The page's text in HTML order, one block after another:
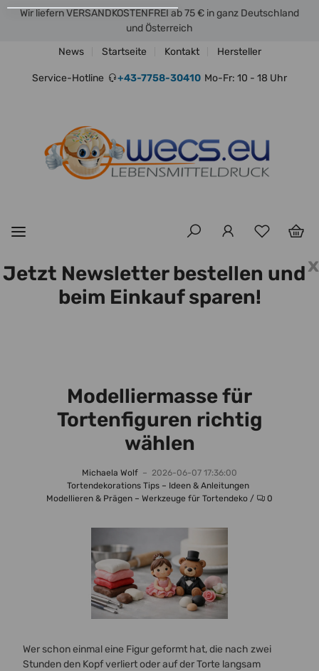
Wir liefern VERSANDKOSTENFREI ab 75 € in ganz Deutschland
und Österreich
News
Startseite Kontakt Hersteller
Service-Hotline +43-7758-30410 Mo-Fr: 10 - 18 Uhr
x
Jetzt Newsletter bestellen und
beim Einkauf sparen!
Modelliermasse für
Tortenfiguren richtig
wählen
Michaela Wolf – 2026-06-07 17:36:00
Tortendekorations Tips – Ideen & Anleitungen
Modellieren & Prägen – Werkzeuge für Tortendeko / Kommentare
0
Wer schon einmal eine Figur geformt hat, die nach zwei
Stunden den Kopf verliert oder auf der Torte langsam